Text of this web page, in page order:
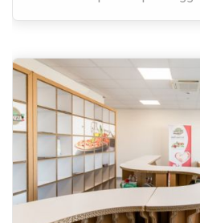
intrattenuti da giochi